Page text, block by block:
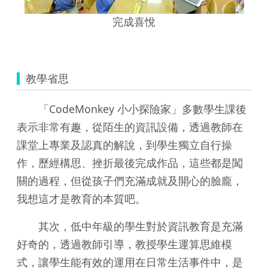
完成喜悅
教學省思
「CodeMonkey 小小探險家」多數學生課後
表示非常有趣，從陌生的資訊設備，透過教師在
課堂上專業及認真的解說，到學生獨立自行操
作，歷經構思、挫折最後完成作品，這些都是闖
關的過程，但從孩子們充滿成就及開心的臉龐，
我想這才是教育的本質吧。
其次，低中年級的學生對於資訊教育是充滿
好奇的，透過教師引導，教授學生運算思維模
式，讓學生能有效的運用在日常生活事件中，是